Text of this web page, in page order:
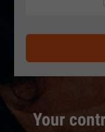
Your